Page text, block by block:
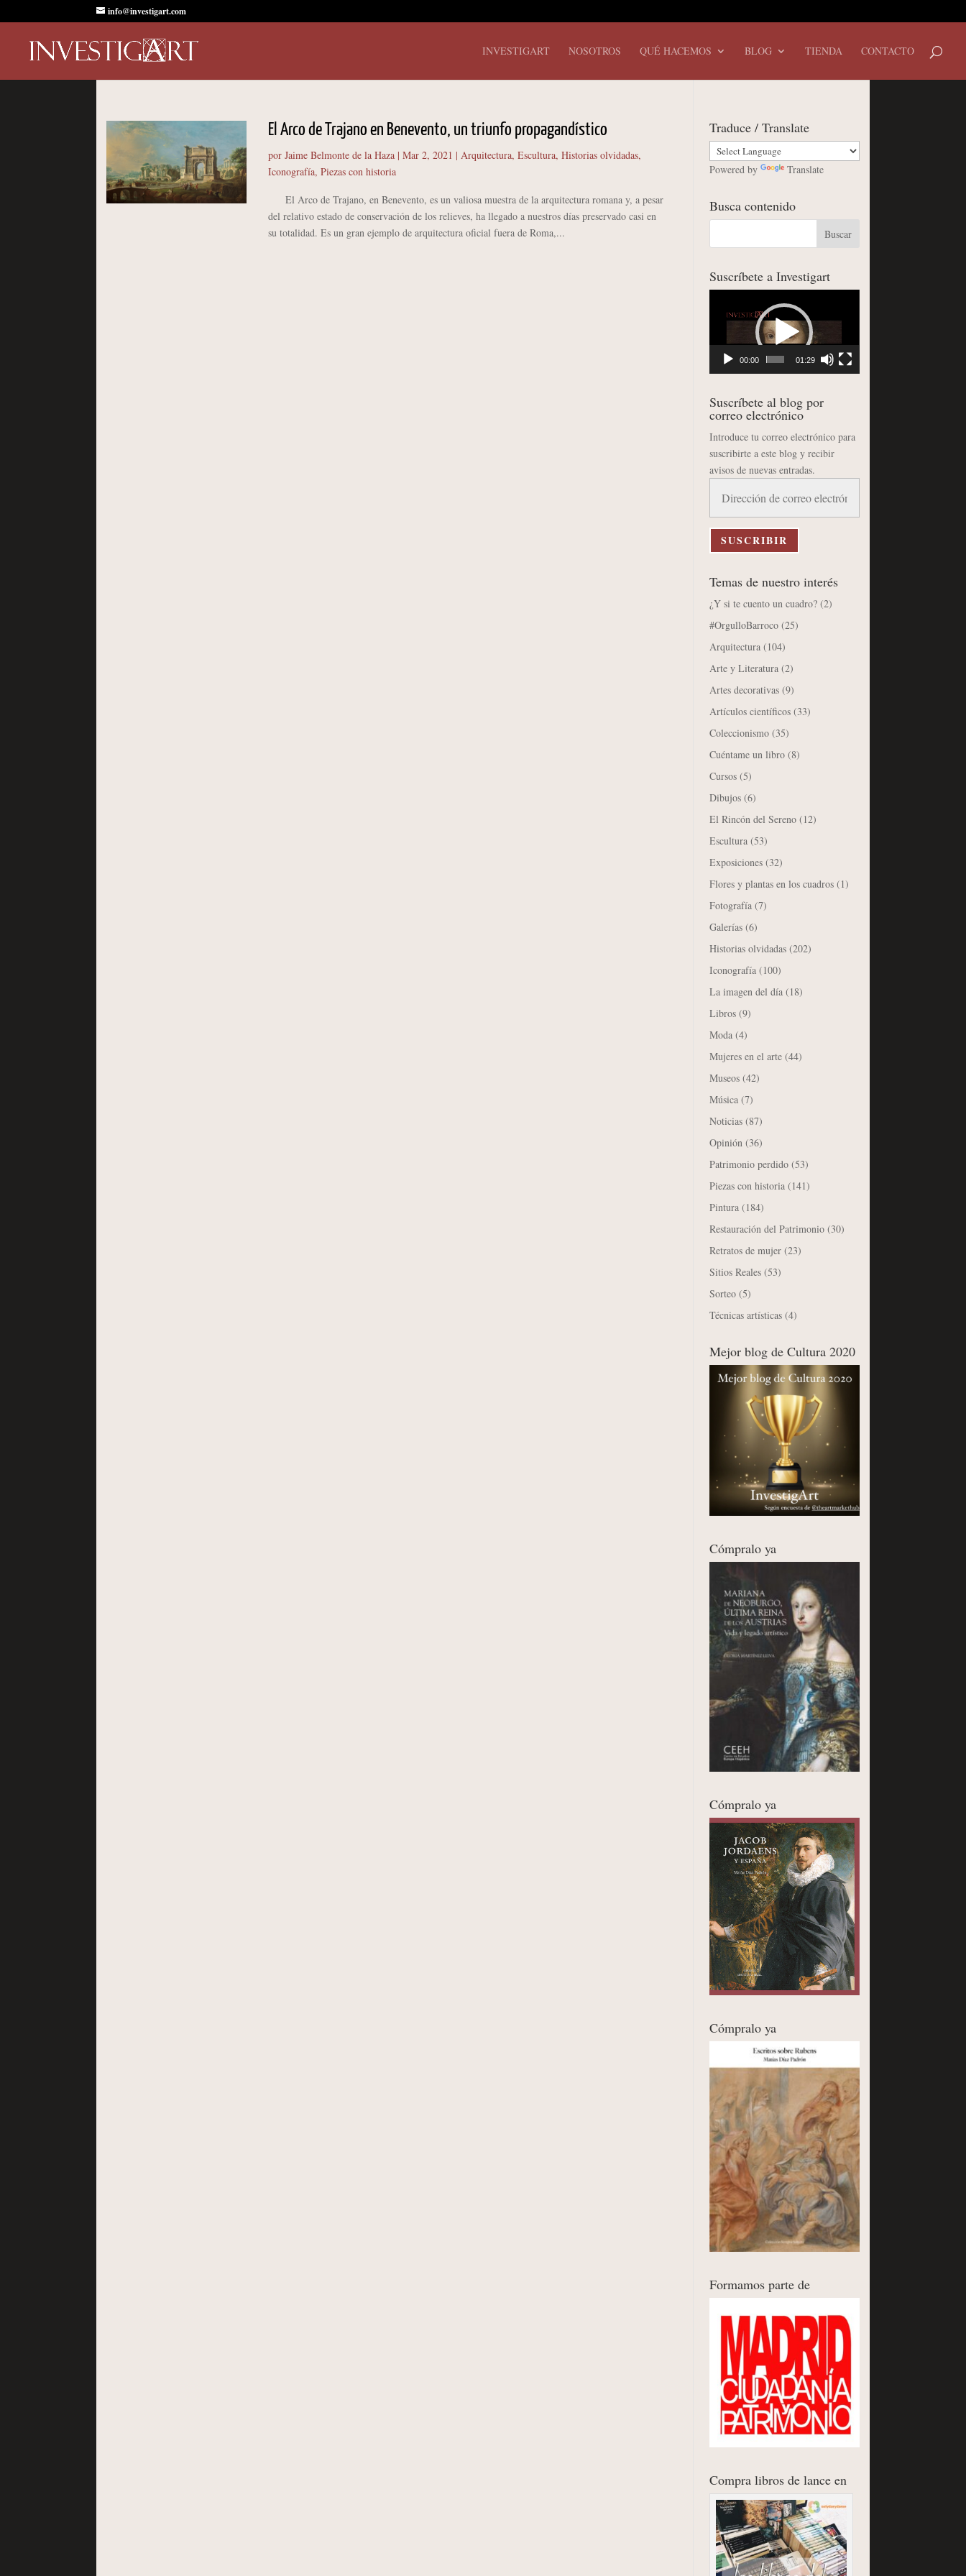
info@investigart.com
INVESTIGART NOSOTROS QUÉ HACEMOS BLOG TIENDA CONTACTO
El Arco de Trajano en Benevento, un triunfo propagandístico
por Jaime Belmonte de la Haza| Mar 2, 2021 | Arquitectura, Escultura, Historias olvidadas,
Iconografía, Piezas con historia
El Arco de Trajano, en Benevento, es un valiosa muestra de la arquitectura romana y, a pesar
del relativo estado de conservación de los relieves, ha llegado a nuestros días preservado casi en
su totalidad. Es un gran ejemplo de arquitectura oficial fuera de Roma,...
Traduce / Translate
Powered by Translate
Busca contenido
Suscríbete a Investigart
00:00 01:29
Suscríbete al blog por
correo electrónico
Introduce tu correo electrónico para
suscribirte a este blog y recibir
avisos de nuevas entradas.
correo
electrónico
SUSCRIBIR
Temas de nuestro interés
¿Y si te cuento un cuadro? (2)
#OrgulloBarroco (25)
Arquitectura (104)
Arte y Literatura (2)
Artes decorativas (9)
Artículos científicos (33)
Coleccionismo (35)
Cuéntame un libro (8)
Cursos (5)
Dibujos (6)
El Rincón del Sereno (12)
Escultura (53)
Exposiciones (32)
Flores y plantas en los cuadros (1)
Fotografía (7)
Galerías (6)
Historias olvidadas (202)
Iconografía (100)
La imagen del día (18)
Libros (9)
Moda (4)
Mujeres en el arte (44)
Museos (42)
Música (7)
Noticias (87)
Opinión (36)
Patrimonio perdido (53)
Piezas con historia (141)
Pintura (184)
Restauración del Patrimonio (30)
Retratos de mujer (23)
Sitios Reales (53)
Sorteo (5)
Técnicas artísticas (4)
Mejor blog de Cultura 2020
Cómpralo ya
Cómpralo ya
Cómpralo ya
Formamos parte de
Compra libros de lance en